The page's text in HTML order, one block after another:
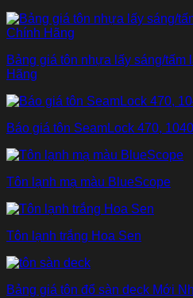
Bảng giá tôn nhựa lấy sáng/
Hãng
Báo giá tôn SeamLock 470,
Tôn lạnh mạ màu BlueScope
Tôn lạnh trắng Hoa Sen
Bảng giá tôn đổ sàn deck Mới